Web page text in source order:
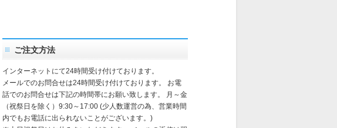
ご注文方法
インターネットにて24時間受け付けております。
メールでのお問合せは24時間受け付けております。 お電
話でのお問合せは下記の時間帯にお願い致します。 月～金
（祝祭日を除く）9:30～17:00 (少人数運営の為、営業時間
内でもお電話に出られないことがございます。)